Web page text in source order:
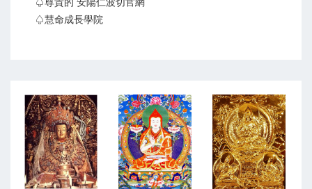
♤尊貴的 安陽仁波切官網
♤慧命成長學院